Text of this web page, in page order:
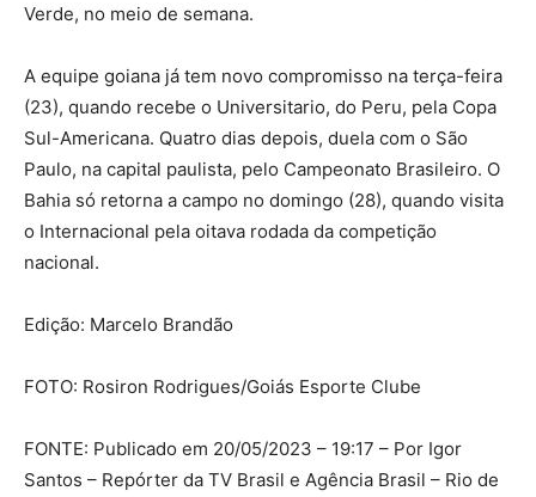
Verde, no meio de semana.
A equipe goiana já tem novo compromisso na terça-feira
(23), quando recebe o Universitario, do Peru, pela Copa
Sul-Americana. Quatro dias depois, duela com o São
Paulo, na capital paulista, pelo Campeonato Brasileiro. O
Bahia só retorna a campo no domingo (28), quando visita
o Internacional pela oitava rodada da competição
nacional.
Edição: Marcelo Brandão
FOTO: Rosiron Rodrigues/Goiás Esporte Clube
FONTE: Publicado em 20/05/2023 – 19:17 – Por Igor
Santos – Repórter da TV Brasil e Agência Brasil – Rio de